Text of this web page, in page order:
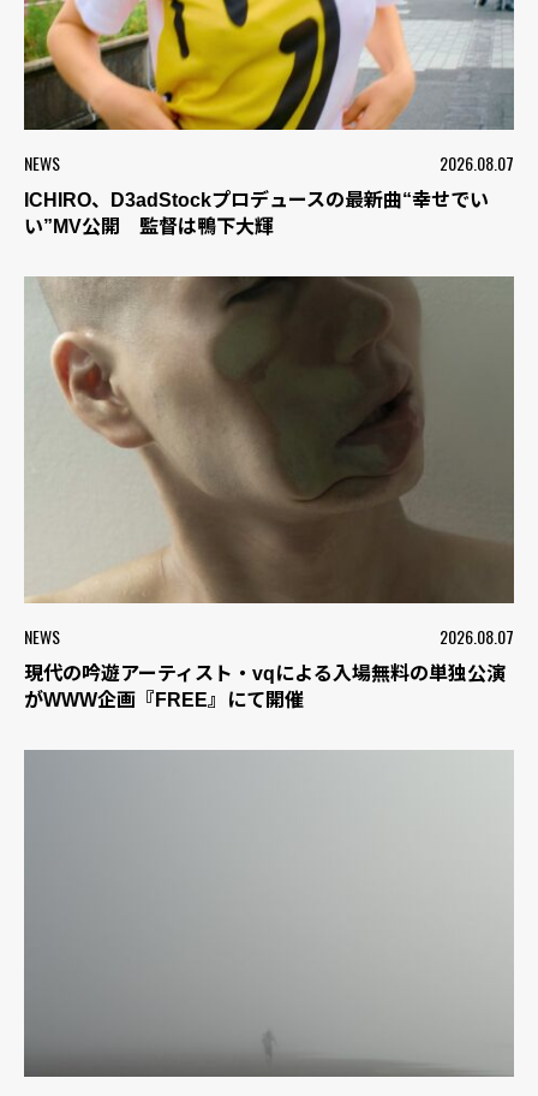
NEWS 2026.08.07
ICHIRO、D3adStockプロデュースの最新曲“幸せでい
い”MV公開 監督は鴨下大輝
NEWS 2026.08.07
現代の吟遊アーティスト・vqによる入場無料の単独公演
がWWW企画『FREE』にて開催